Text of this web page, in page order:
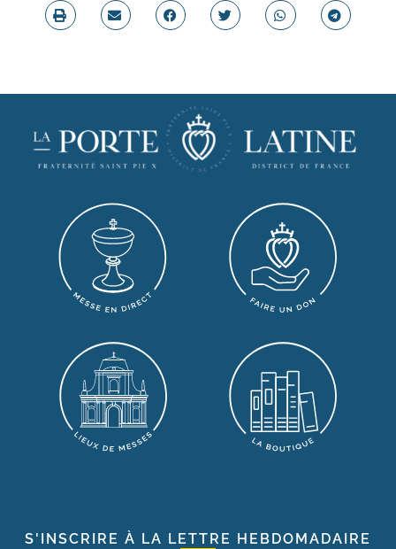
S'INSCRIRE À LA LETTRE HEBDOMADAIRE